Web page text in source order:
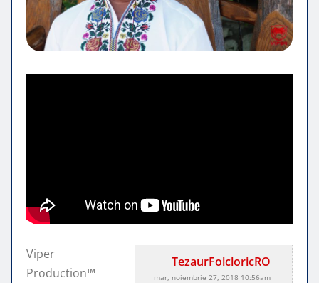
TezaurFolcloricRO
mar, noiembrie 27, 2018 10:56am
Viper
Production™